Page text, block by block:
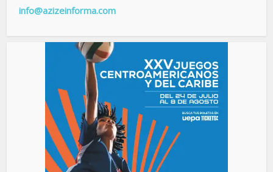
info@azizeinforma.com